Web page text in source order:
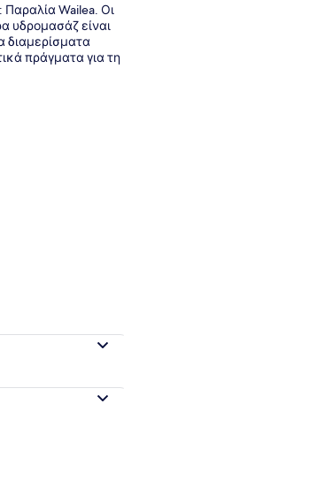
Deluxe Βίλα, 1 Υπνοδωμάτιο (1210
Wailea. Οι
υδρομασάζ είναι
διαμερίσματα
πράγματα για τη